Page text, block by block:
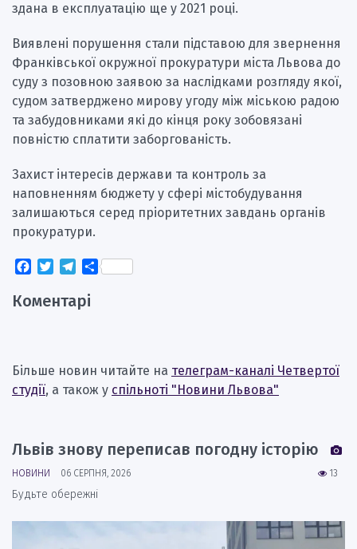
здана в експлуатацію ще у 2021 році.
Виявлені порушення стали підставою для звернення
Франківської окружної прокуратури міста Львова до
суду з позовною заявою за наслідками розгляду якої,
судом затверджено мирову угоду між міською радою
та забудовниками які до кінця року зобовязані
повністю сплатити заборгованість.
Захист інтересів держави та контроль за
наповненням бюджету у сфері містобудування
залишаються серед пріоритетних завдань органів
прокуратури.
Facebook
TwitterTelegram
Поділитися
Коментарі
Більше новин читайте на телеграм-каналі Четвертої
студії, а також у спільноті "Новини Львова"
Львів знову переписав погодну історію
13
НОВИНИ 06 СЕРПНЯ, 2026
Будьте обережні